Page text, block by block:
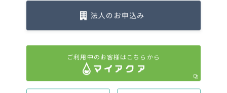
法人のお申込み
ご利用中のお客様はこちらから